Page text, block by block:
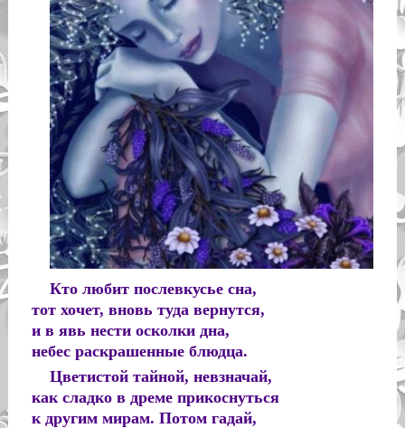
Кто любит послевкусье сна,
тот хочет, вновь туда вернутся,
и в явь нести осколки дна,
небес раскрашенные блюдца.
Цветистой тайной, невзначай,
как сладко в дреме прикоснуться
к другим мирам. Потом гадай,